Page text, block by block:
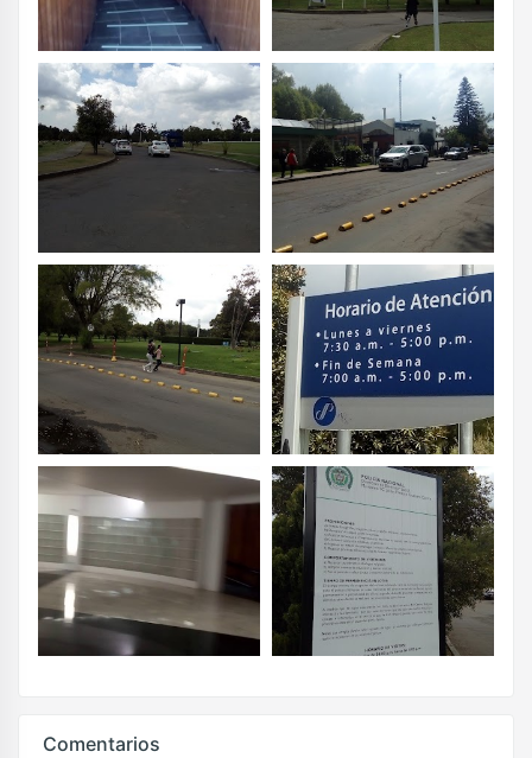
Comentarios